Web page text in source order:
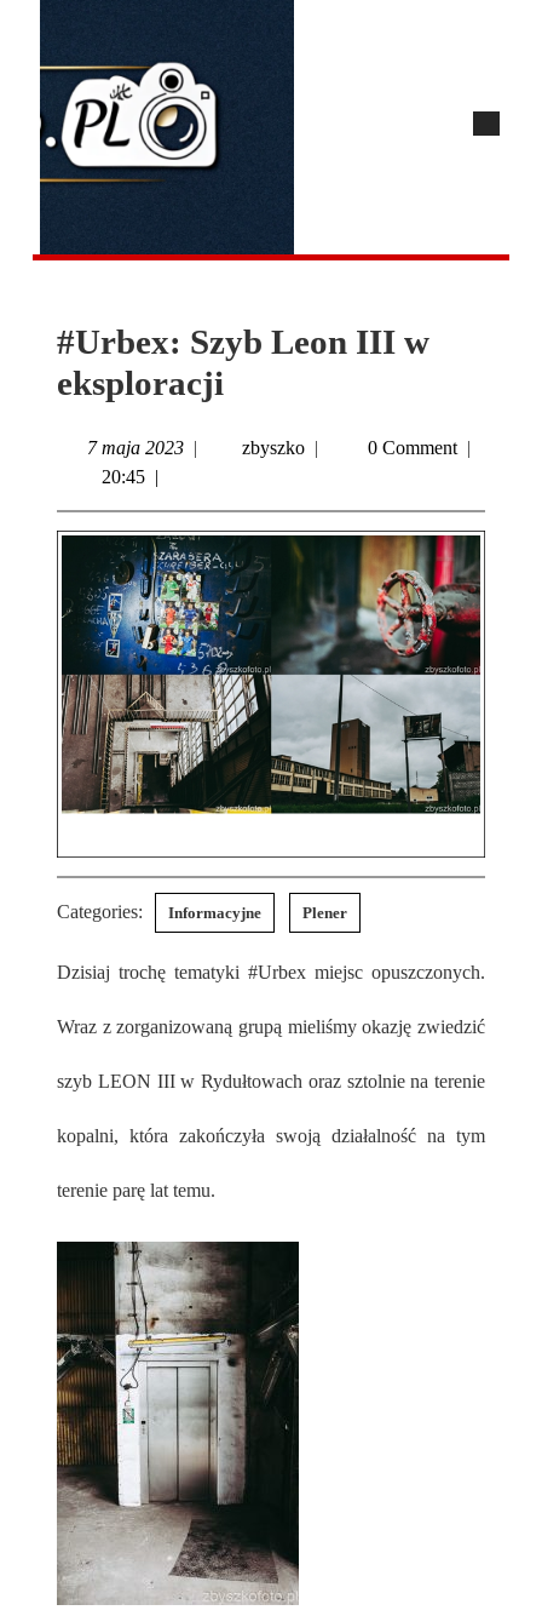
#Urbex: Szyb Leon III w
eksploracji
7 maja 2023 | zbyszko | 0 Comment |
20:45 |
Categories: Informacyjne Plener
Dzisiaj trochę tematyki #Urbex miejsc opuszczonych.
Wraz z zorganizowaną grupą mieliśmy okazję zwiedzić
szyb LEON III w Rydułtowach oraz sztolnie na terenie
kopalni, która zakończyła swoją działalność na tym
terenie parę lat temu.